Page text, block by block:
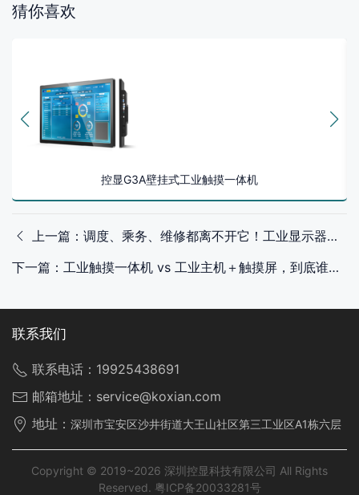
猜你喜欢
控显G3A壁挂式工业触摸一体机
上一篇：调度、乘务、维修都离不开它！工业显示器为何是轨道交通刚需？
下一篇：工业触摸一体机 vs 工业主机＋触摸屏，到底谁更适合工业现场？
联系我们
联系电话： 19925438691
邮箱地址： service@koxian.com
地址： 深圳市宝安区沙井街道大王山社区第三工业区A1栋六层
Copyright © 2019~2026 深圳控显科技有限公司 All Rights
Reserved. 粤ICP备20033281号